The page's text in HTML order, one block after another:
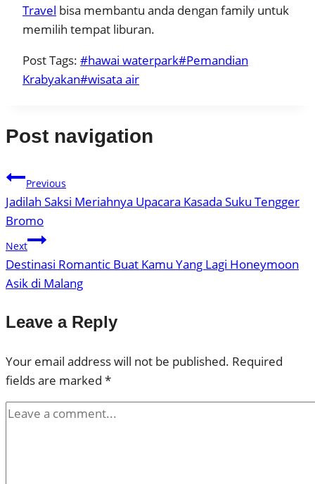
Travel bisa membantu anda dengan family untuk
memilih tempat liburan.
Post Tags: #hawai waterpark#Pemandian
Krabyakan#wisata air
Post navigation
Previous
Jadilah Saksi Meriahnya Upacara Kasada Suku Tengger
Bromo
Next
Destinasi Romantic Buat Kamu Yang Lagi Honeymoon
Asik di Malang
Leave a Reply
Your email address will not be published. Required
fields are marked *